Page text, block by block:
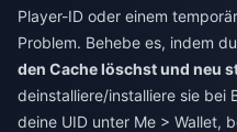
Player-ID oder einem
Problem. Behebe es, indem du
den Cache löschst und neu
deinstalliere/installiere sie bei
deine UID unter Me > Wallet,